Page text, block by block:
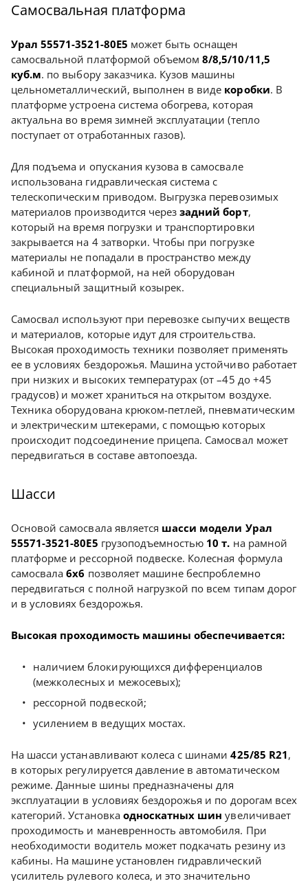
Самосвальная платформа
Урал 55571-3521-80Е5 может быть оснащен
самосвальной платформой объемом 8/8,5/10/11,5
куб.м. по выбору заказчика. Кузов машины
цельнометаллический, выполнен в виде коробки. В
платформе устроена система обогрева, которая
актуальна во время зимней эксплуатации (тепло
поступает от отработанных газов).
Для подъема и опускания кузова в самосвале
использована гидравлическая система с
телескопическим приводом. Выгрузка перевозимых
материалов производится череззадний борт,
который на время погрузки и транспортировки
закрывается на 4 затворки. Чтобы при погрузке
материалы не попадали в пространство между
кабиной и платформой, на ней оборудован
специальный защитный козырек.
Самосвал используют при перевозке сыпучих веществ
и материалов, которые идут для строительства.
Высокая проходимость техники позволяет применять
ее в условиях бездорожья. Машина устойчиво работает
при низких и высоких температурах (от –45 до +45
градусов) и может храниться на открытом воздухе.
Техника оборудована крюком-петлей, пневматическим
и электрическим штекерами, с помощью которых
происходит подсоединение прицепа. Самосвал может
передвигаться в составе автопоезда.
Шасси
Основой самосвала является шасси модели Урал
55571-3521-80Е5 грузоподъемностью 10 т. на рамной
платформе и рессорной подвеске. Колесная формула
самосвала 6х6 позволяет машине беспроблемно
передвигаться с полной нагрузкой по всем типам дорог
и в условиях бездорожья.
Высокая проходимость машины обеспечивается:
наличием блокирующихся дифференциалов
(межколесных и межосевых);
рессорной подвеской;
усилением в ведущих мостах.
На шасси устанавливают колеса с шинами425/85 R21,
в которых регулируется давление в автоматическом
режиме. Данные шины предназначены для
эксплуатации в условиях бездорожья и по дорогам всех
категорий. Установка односкатных шин увеличивает
проходимость и маневренность автомобиля. При
необходимости водитель может подкачать резину из
кабины. На машине установлен гидравлический
усилитель рулевого колеса, и это значительно